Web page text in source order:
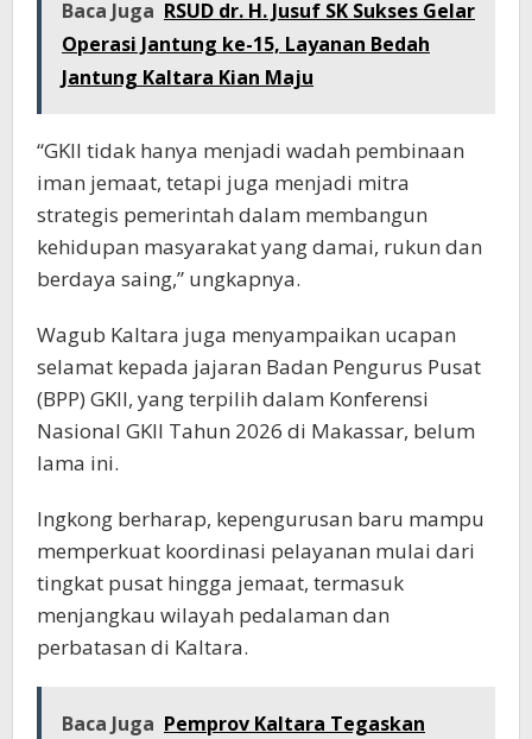
Baca Juga RSUD dr. H. Jusuf SK Sukses Gelar
Operasi Jantung ke-15, Layanan Bedah
Jantung Kaltara Kian Maju
“GKII tidak hanya menjadi wadah pembinaan
iman jemaat, tetapi juga menjadi mitra
strategis pemerintah dalam membangun
kehidupan masyarakat yang damai, rukun dan
berdaya saing,” ungkapnya.
Wagub Kaltara juga menyampaikan ucapan
selamat kepada jajaran Badan Pengurus Pusat
(BPP) GKII, yang terpilih dalam Konferensi
Nasional GKII Tahun 2026 di Makassar, belum
lama ini.
Ingkong berharap, kepengurusan baru mampu
memperkuat koordinasi pelayanan mulai dari
tingkat pusat hingga jemaat, termasuk
menjangkau wilayah pedalaman dan
perbatasan di Kaltara.
Baca Juga Pemprov Kaltara Tegaskan